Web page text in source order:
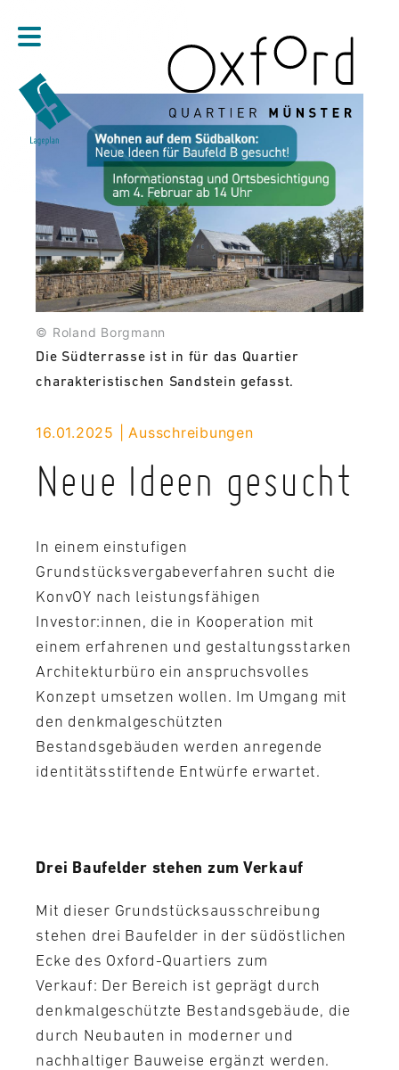
© Roland Borgmann
Die Südterrasse ist in für das Quartier
charakteristischen Sandstein gefasst.
16.01.2025 Ausschreibungen
Neue Ideen gesucht
In einem einstufigen
Grundstücksvergabeverfahren sucht die
KonvOY nach leistungsfähigen
Investor:innen, die in Kooperation mit
einem erfahrenen und gestaltungsstarken
Architekturbüro ein anspruchsvolles
Konzept umsetzen wollen. Im Umgang mit
den denkmalgeschützten
Bestandsgebäuden werden anregende
identitätsstiftende Entwürfe erwartet.
Drei Baufelder stehen zum Verkauf
Mit dieser Grundstücksausschreibung
stehen drei Baufelder in der südöstlichen
Ecke des Oxford-Quartiers zum
Verkauf: Der Bereich ist geprägt durch
denkmalgeschützte Bestandsgebäude, die
durch Neubauten in moderner und
nachhaltiger Bauweise ergänzt werden.